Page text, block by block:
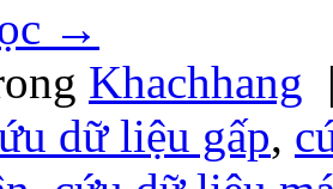
→
Khachhang
dữ liệu gấp,